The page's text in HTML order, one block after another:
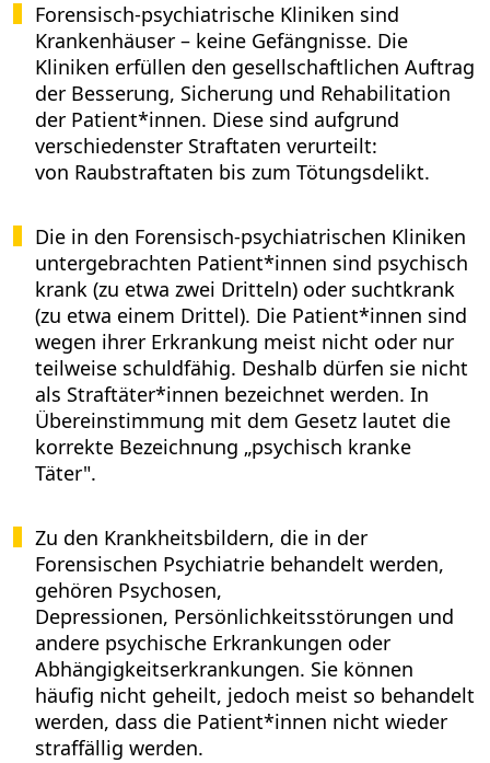
Forensisch-psychiatrische Kliniken sind
Krankenhäuser – keine Gefängnisse. Die
Kliniken erfüllen den gesellschaftlichen Auftrag
der Besserung, Sicherung und Rehabilitation
der Patient*innen. Diese sind aufgrund
verschiedenster Straftaten verurteilt:
von Raubstraftaten bis zum Tötungsdelikt.
Die in den Forensisch-psychiatrischen Kliniken
untergebrachten Patient*innen sind psychisch
krank (zu etwa zwei Dritteln) oder suchtkrank
(zu etwa einem Drittel). Die Patient*innen sind
wegen ihrer Erkrankung meist nicht oder nur
teilweise schuldfähig. Deshalb dürfen sie nicht
als Straftäter*innen bezeichnet werden. In
Übereinstimmung mit dem Gesetz lautet die
korrekte Bezeichnung „psychisch kranke
Täter".
Zu den Krankheitsbildern, die in der
Forensischen Psychiatrie behandelt werden,
gehören Psychosen,
Depressionen, Persönlichkeitsstörungen und
andere psychische Erkrankungen oder
Abhängigkeitserkrankungen. Sie können
häufig nicht geheilt, jedoch meist so behandelt
werden, dass die Patient*innen nicht wieder
straffällig werden.